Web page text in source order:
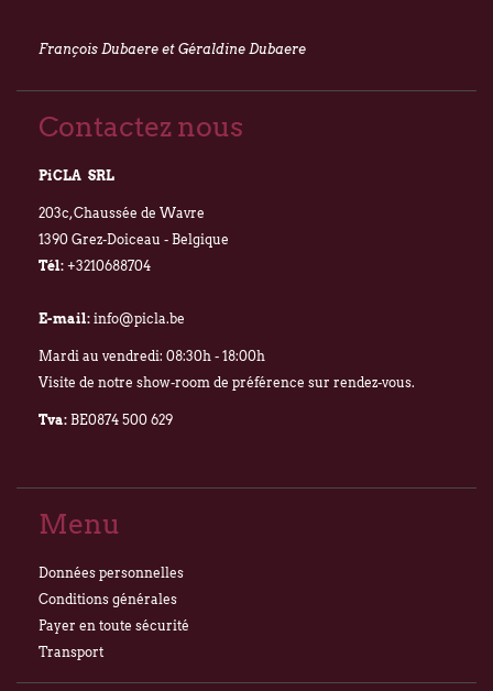
François Dubaere et Géraldine Dubaere
Contactez nous
PiCLA SRL
203c, Chaussée de Wavre
1390 Grez-Doiceau - Belgique
Tél: +3210688704
E-mail: info@picla.be
Mardi au vendredi: 08:30h - 18:00h
Visite de notre show-room de préférence sur rendez-vous.
Tva: BE0874 500 629
Menu
Données personnelles
Conditions générales
Payer en toute sécurité
Transport